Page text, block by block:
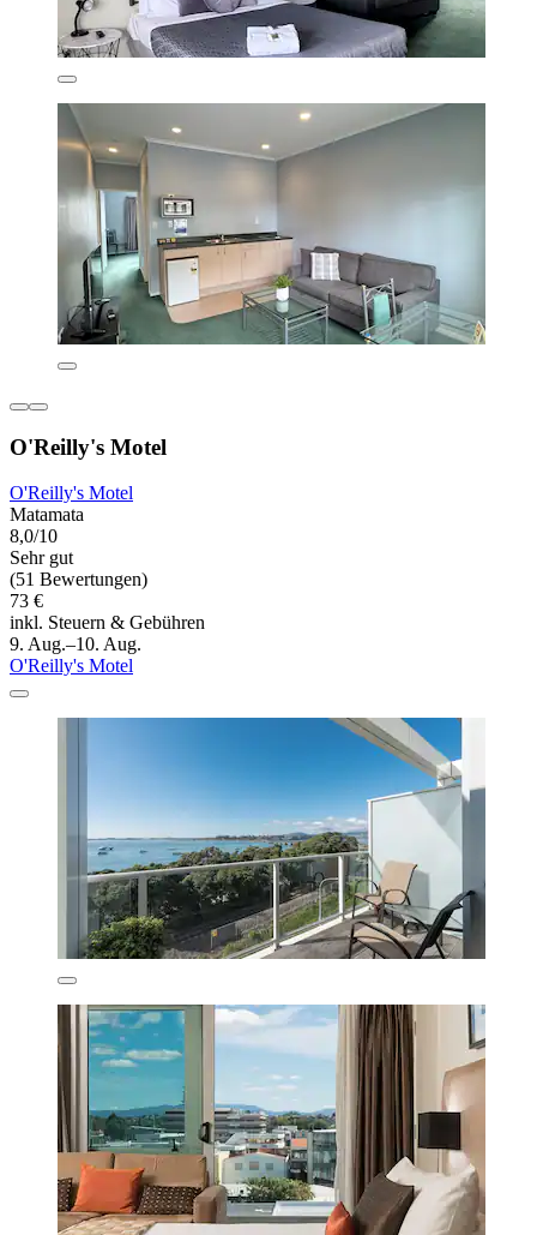
O'Reilly's Motel
O'Reilly's Motel
Matamata
8,0/10
Sehr gut
(51 Bewertungen)
73 €
inkl. Steuern & Gebühren
9. Aug.–10. Aug.
O'Reilly's Motel